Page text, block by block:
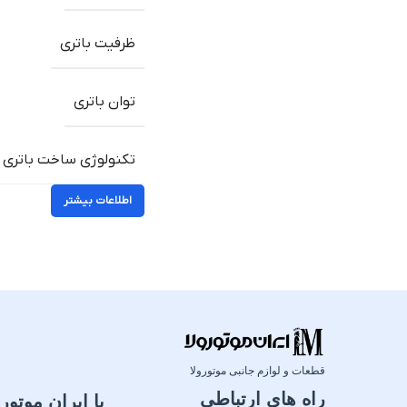
ظرفیت باتری
توان باتری
تکنولوژی ساخت باتری
اطلاعات بیشتر
قطعات و لوازم جانبی موتورولا
راه های ارتباطی با ایران